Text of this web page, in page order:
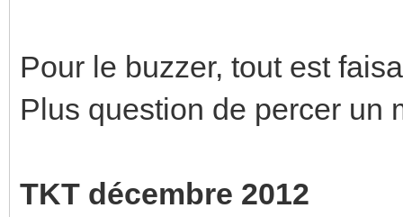
Pour le buzzer, tout est
Plus question de percer un
TKT décembre 2012